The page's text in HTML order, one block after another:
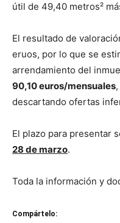
útil de 49,40 metros²
El resultado de
eruos, por lo que se
arrendamiento del
90,10 euros/mensuales
descartando ofertas
El plazo para presentar
28 de marzo.
Toda la información y
Compártelo: